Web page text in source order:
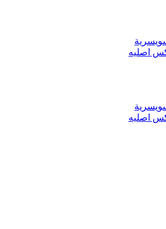
اصليه
اصليه